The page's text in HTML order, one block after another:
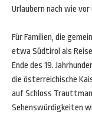
Urlaubern nach wie
Für Familien, die
etwa Südtirol als
Ende des 19.
die österreichische
auf Schloss
Sehenswürdigkeiten